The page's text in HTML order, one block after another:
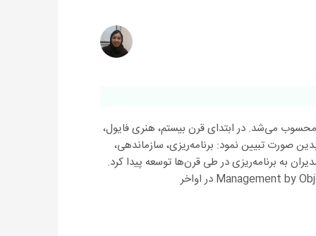
محسوب می‌شد. در ابتدای قرن بیستم، هنری فایول،
صورت تبیین نمود: برنامه‌ریزی، سازماندهی،
به برنامه‌ریزی در طی قرن‌ها توسعه پیدا کرد.